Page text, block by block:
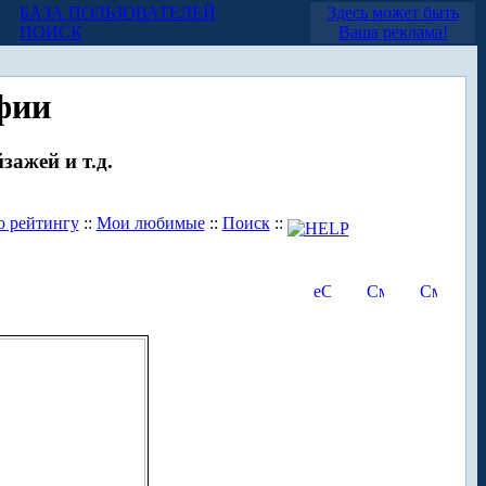
БАЗА ПОЛЬЗОВАТЕЛЕЙ
ПОИСК
Здесь может быть
Ваша реклама!
и т.д.
рейтингу:: Мои любимые:: Поиск::